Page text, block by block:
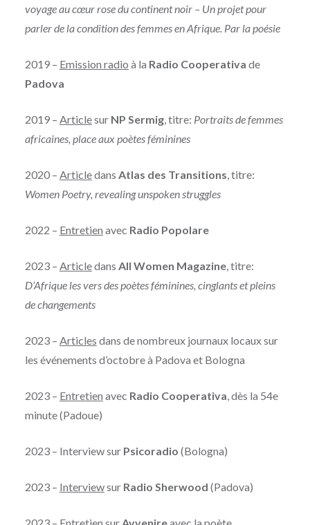
voyage au cœur rose du continent noir – Un projet pour
parler de la condition des femmes en Afrique. Par la poésie
2019 – Emission radio à la Radio Cooperativa de
Padova
2019 – Articlesur NP Sermig, titre: Portraits de femmes
africaines, place aux poètes féminines
2020 – Articledans Atlas des Transitions, titre:
Women Poetry, revealing unspoken struggles
2022 – Entretien avec Radio Popolare
2023 – Articledans All Women Magazine, titre:
D’Afrique les vers des poètes féminines, cinglants et pleins
de changements
2023 – Articles dans de nombreux journaux locaux sur
les événements d’octobre à Padova et Bologna
2023 – Entretien avec Radio Cooperativa, dès la 54e
minute (Padoue)
2023 – Interview sur Psicoradio (Bologna)
2023 – Interviewsur Radio Sherwood (Padova)